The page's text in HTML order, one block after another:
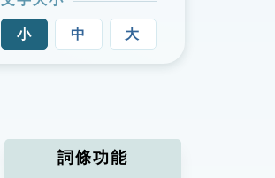
小 中 大
詞條功能